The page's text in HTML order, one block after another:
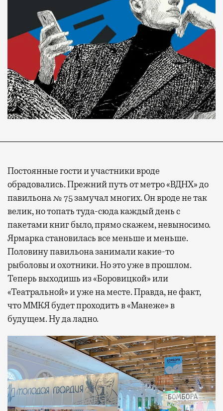
Постоянные гости и участники вроде
обрадовались. Прежний путь от метро «ВДНХ» до
павильона № 75 замучал многих. Он вроде не так
велик, но топать туда-сюда каждый день с
пакетами книг было, прямо скажем, невыносимо.
Ярмарка становилась все меньше и меньше.
Половину павильона занимали какие-то
рыболовы и охотники. Но это уже в прошлом.
Теперь выходишь из «Боровицкой» или
«Театральной» и уже на месте. Правда, не факт,
что ММКЯ будет проходить в «Манеже» в
будущем. Ну да ладно.